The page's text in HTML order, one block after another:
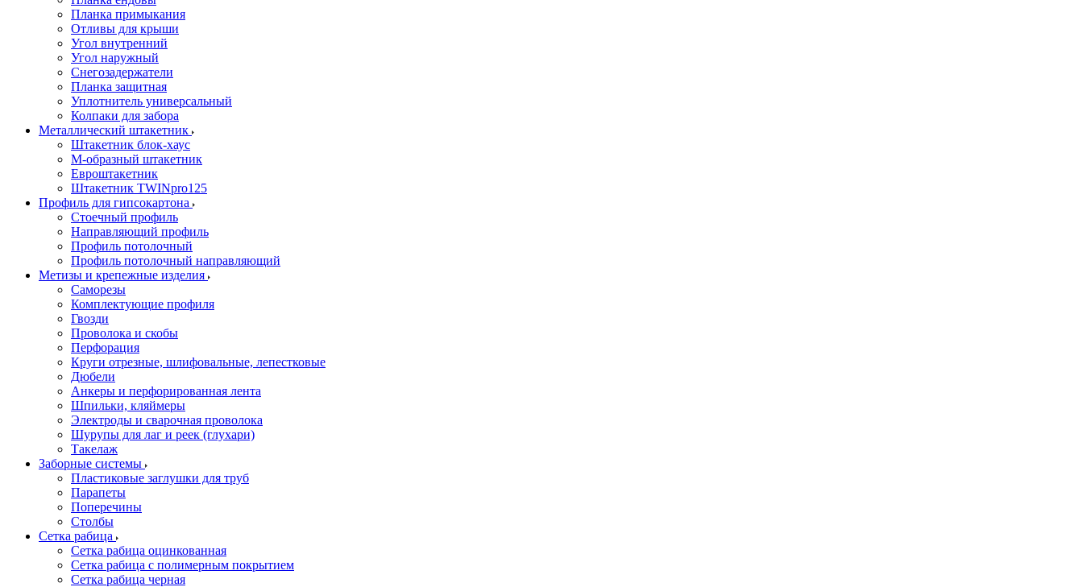
Планка примыкания
Отливы для крыши
Угол внутренний
Угол наружный
Снегозадержатели
Планка защитная
Уплотнитель универсальный
Колпаки для забора
Металлический штакетник
Штакетник блок-хаус
М-образный штакетник
Евроштакетник
Штакетник TWINpro125
Профиль для гипсокартона
Стоечный профиль
Направляющий профиль
Профиль потолочный
Профиль потолочный направляющий
Метизы и крепежные изделия
Саморезы
Комплектующие профиля
Гвозди
Проволока и скобы
Перфорация
Круги отрезные, шлифовальные, лепестковые
Дюбели
Анкеры и перфорированная лента
Шпильки, кляймеры
Электроды и сварочная проволока
Шурупы для лаг и реек (глухари)
Такелаж
Заборные системы
Пластиковые заглушки для труб
Парапеты
Поперечины
Столбы
Сетка рабица
Сетка рабица оцинкованная
Сетка рабица с полимерным покрытием
Сетка рабица черная